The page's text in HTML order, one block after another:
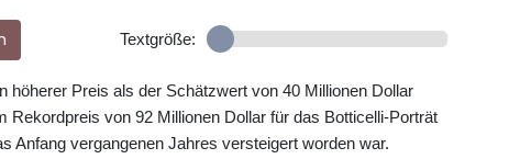
Textgröße:
höherer Preis als der Schätzwert von 40 Millionen Dollar
Rekordpreis von 92 Millionen Dollar für das Botticelli-Porträt
Anfang vergangenen Jahres versteigert worden war.